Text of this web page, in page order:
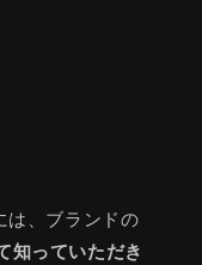
は、ブランドの
知っていただき